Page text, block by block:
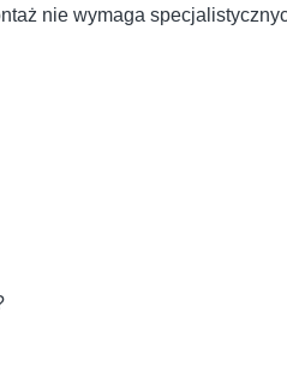
nie wymaga